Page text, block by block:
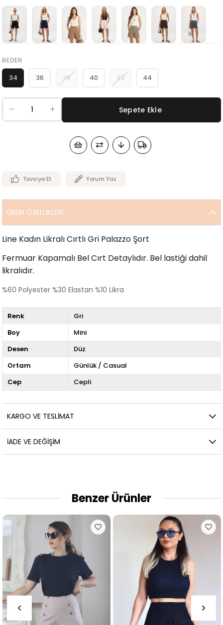
BEDEN
34 36 38 40 42 44
Tavsiye Et Yorum Yaz
ÜRÜN ÖZELLIKLERI
Line Kadın Likralı Cırtlı Gri Palazzo Şort
Fermuar Kapamalı Bel Cırt Detaylıdır. Bel lastiği dahil
likralıdır.
%60 Polyester %30 Elastan %10 Likra
Renk
Gri
Boy
Mini
Desen
Düz
Ortam
Günlük / Casual
Cep
Cepli
KARGO VE TESLIMAT
İADE VE DEĞIŞIM
Benzer Ürünler